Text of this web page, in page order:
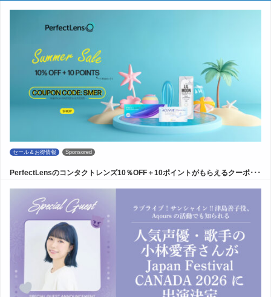
セール＆お得情報 Sponsored
PerfectLensのコンタクトレンズ10％OFF＋10ポイントがもらえるクーポ･･･